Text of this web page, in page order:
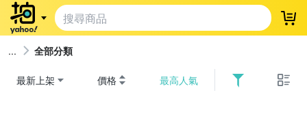
登
全部分類
最新上架 價格 最高人氣